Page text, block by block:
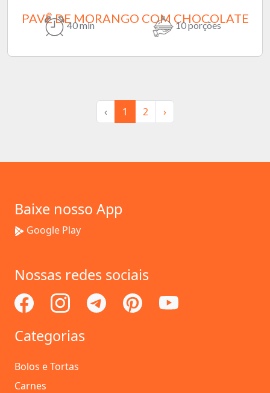
PAVÊ DE MORANGO COM CHOCOLATE
40 min 10 porções
‹ 1 2 ›
Baixe nosso App
Google Play
Nossas redes sociais
Categorias
Bolos e Tortas
Carnes